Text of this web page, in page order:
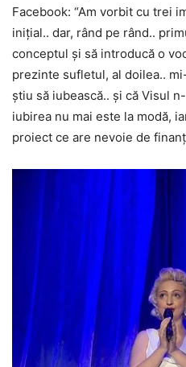
Facebook: “Am vorbit cu trei
inițial.. dar, rând pe rând..
conceptul și să introducă o
prezinte sufletul, al doilea..
știu să iubească.. și că Visul
iubirea nu mai este la modă,
proiect ce are nevoie de